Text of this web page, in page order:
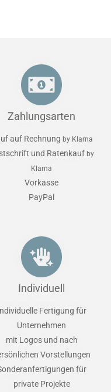
Zahlungsarten
auf Rechnung by Klarna
und Ratenkauf by
Klarna
Vorkasse
PayPal
Individuell
Fertigung für
Unternehmen
mit Logos und nach
Vorstellungen
für
private Projekte